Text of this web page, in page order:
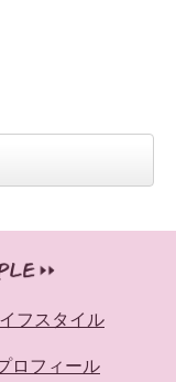
フスタイル
ロフィール